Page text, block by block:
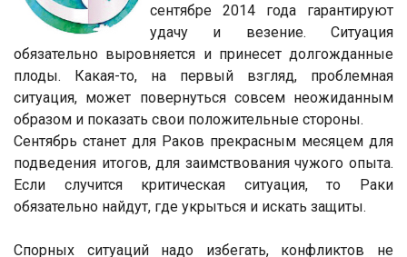
сентябре 2014 года гарантируют
удачу и везение. Ситуация
обязательно выровняется и принесет долгожданные
плоды. Какая-то, на первый взгляд, проблемная
ситуация, может повернуться совсем неожиданным
образом и показать свои положительные стороны.
Сентябрь станет для Раков прекрасным месяцем для
подведения итогов, для заимствования чужого опыта.
Если случится критическая ситуация, то Раки
обязательно найдут, где укрыться и искать защиты.
Спорных ситуаций надо избегать, конфликтов не